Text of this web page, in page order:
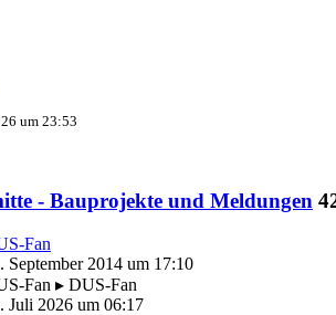
um 23:53
- Bauprojekte und Meldungen
Fan
September 2014 um 17:10
Fan ▸ DUS-Fan
Juli 2026 um 06:17